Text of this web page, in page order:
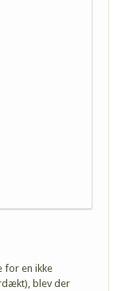
for en ikke
blev der